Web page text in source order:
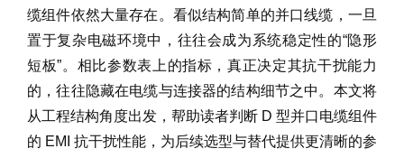
缆组件依然大量存在。看似结构简单的并口线缆，一旦
置于复杂电磁环境中，往往会成为系统稳定性的“隐形
短板”。相比参数表上的指标，真正决定其抗干扰能力
的，往往隐藏在电缆与连接器的结构细节之中。本文将
从工程结构角度出发，帮助读者判断 D 型并口电缆组件
的 EMI 抗干扰性能，为后续选型与替代提供更清晰的参